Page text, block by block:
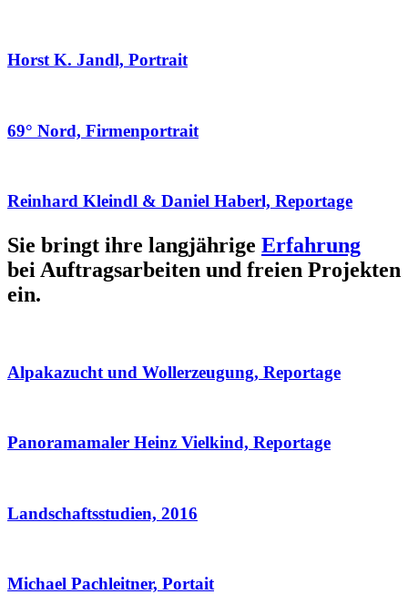
Horst K. Jandl, Portrait
69° Nord, Firmenportrait
Reinhard Kleindl & Daniel Haberl, Reportage
Sie bringt ihre langjährige Erfahrung
bei Auftragsarbeiten und freien Projekten
ein.
Alpakazucht und Wollerzeugung, Reportage
Panoramamaler Heinz Vielkind, Reportage
Landschaftsstudien, 2016
Michael Pachleitner, Portait